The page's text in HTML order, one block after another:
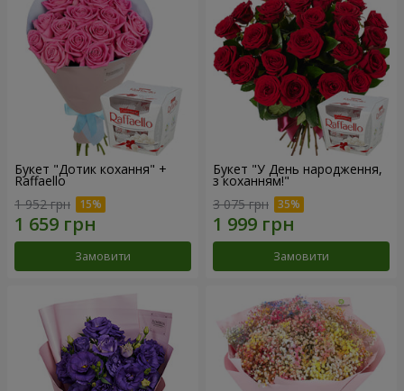
Букет "Дотик кохання" +
Raffaello
1 952 грн
Замовити
Букет "У День народження,
з коханням!"
3 075 грн
Замовити